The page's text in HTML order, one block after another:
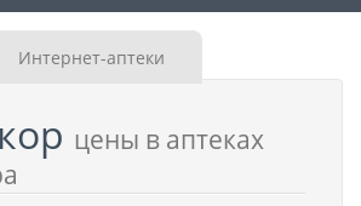
Интернет-аптеки
цены в аптеках